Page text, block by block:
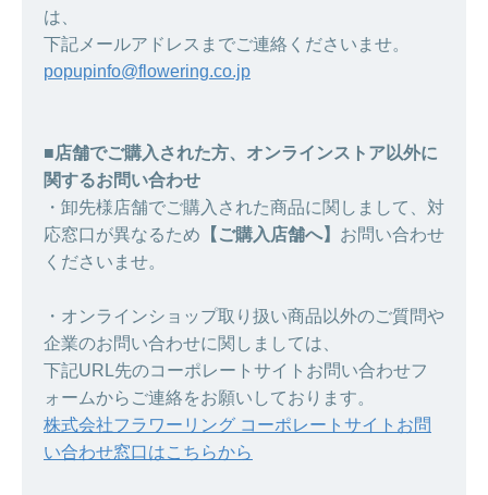
は、
下記メールアドレスまでご連絡くださいませ。
popupinfo@flowering.co.jp
■店舗でご購入された方、オンラインストア以外に
関するお問い合わせ
・卸先様店舗でご購入された商品に関しまして、対
応窓口が異なるため 【ご購入店舗へ】 お問い合わせ
くださいませ。
・オンラインショップ取り扱い商品以外のご質問や
企業のお問い合わせに関しましては、
下記URL先のコーポレートサイトお問い合わせフ
ォームからご連絡をお願いしております。
株式会社フラワーリング コーポレートサイトお問
い合わせ窓口はこちらから